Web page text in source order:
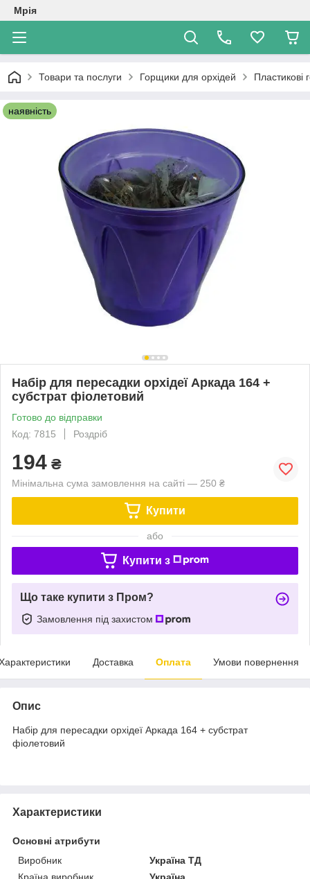
Мрія
Товари та послуги Горщики для орхідей Пластикові
наявність
Набір для пересадки орхідеї Аркада 164 +
субстрат фіолетовий
Готово до відправки
Код: 7815
Роздріб
194 ₴
Мінімальна сума замовлення на сайті — 250 ₴
Купити
або
Купити з
Що таке купити з Пром?
Замовлення під захистом
Доставка Оплата Умови повернення
Опис
Набір для пересадки орхідеї Аркада 164 + субстрат
фіолетовий
Характеристики
Основні атрибути
Виробник
Україна ТД
Країна виробник
Україна